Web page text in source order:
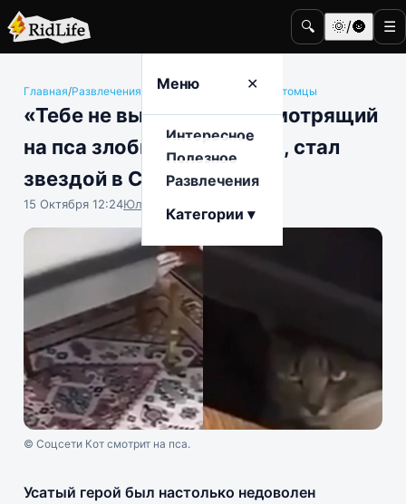
🔍 🌞/🌚 ☰
Меню ✕
Интересное
Полезное
Развлечения
Категории ▾
Главная/Развлечения Животные и домашние питомцы
«Тебе не выжить»: кот, смотрящий
на пса злобным взглядом, стал
звездой в Сети
15 Октября 12:24Юлия Крофто
© Соцсети Кот смотрит на пса.
Усатый герой был настолько недоволен